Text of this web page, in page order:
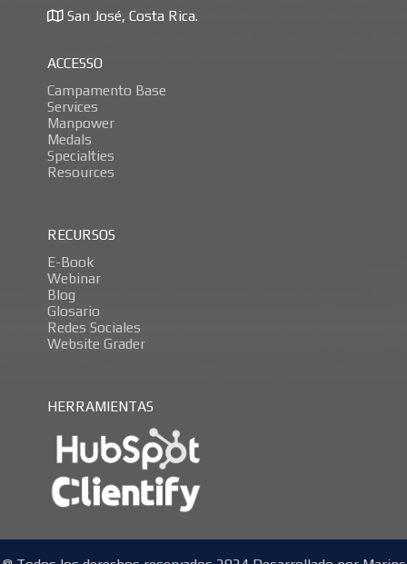
San José, Costa Rica.
ACCESSO
Campamento Base
Services
Manpower
Medals
Specialties
Resources
RECURSOS
E-Book
Webinar
Blog
Glosario
Redes Sociales
Website Grader
HERRAMIENTAS